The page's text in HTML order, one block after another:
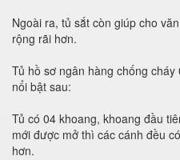
Ngoài ra, tủ sắt còn giúp cho
rộng rãi hơn.
Tủ hồ sơ ngân hàng chống
nổi bật sau:
Tủ có 04 khoang, khoang đầu
mới được mở thì các cánh đều
hơn.